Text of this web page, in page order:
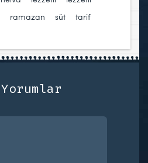
ramazan süt tarif
Yorumlar